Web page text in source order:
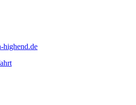
highend.de